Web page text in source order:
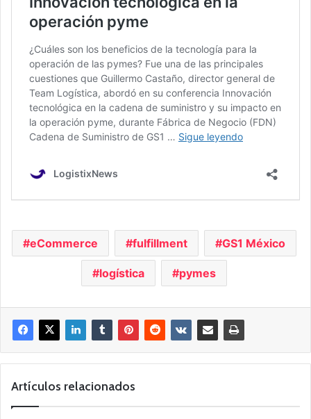
eCommerce fulfillment GS1 México
logística pymes
Artículos relacionados